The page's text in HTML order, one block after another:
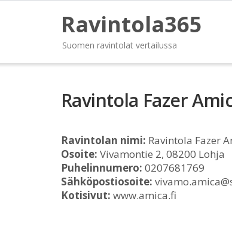
Ravintola365
Suomen ravintolat vertailussa
Ravintola Fazer
Ravintolan nimi: Ravintola Fazer
Osoite: Vivamontie 2, 08200 Lohja
Puhelinnumero: 0207681769
Sähköpostiosoite:
Kotisivut: www.amica.fi